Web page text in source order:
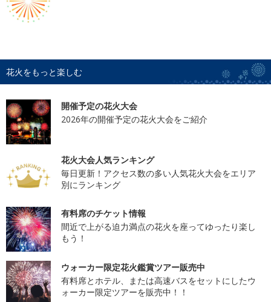
花火をもっと楽しむ
開催予定の花火大会
2026年の開催予定の花火大会をご紹介
花火大会人気ランキング
毎日更新！アクセス数の多い人気花火大会をエリア
別にランキング
有料席のチケット情報
間近で上がる迫力満点の花火を座ってゆったり楽し
もう！
ウォーカー限定花火鑑賞ツアー販売中
有料席とホテル、または高速バスをセットにしたウ
ォーカー限定ツアーを販売中！！